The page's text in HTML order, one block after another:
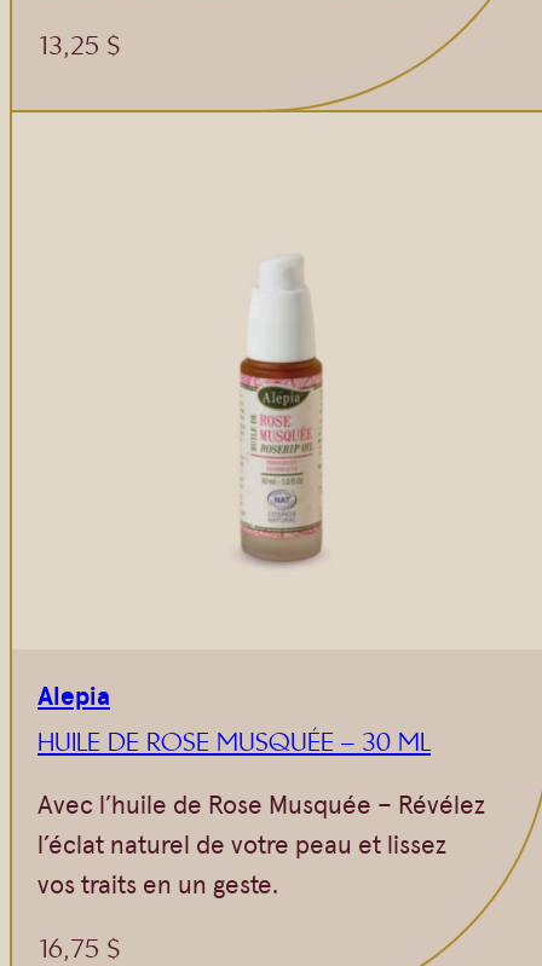
13,25 $
Alepia
HUILE DE ROSE MUSQUÉE – 30 ML
Avec l’huile de Rose Musquée – Révélez
l’éclat naturel de votre peau et lissez
vos traits en un geste.
16,75 $